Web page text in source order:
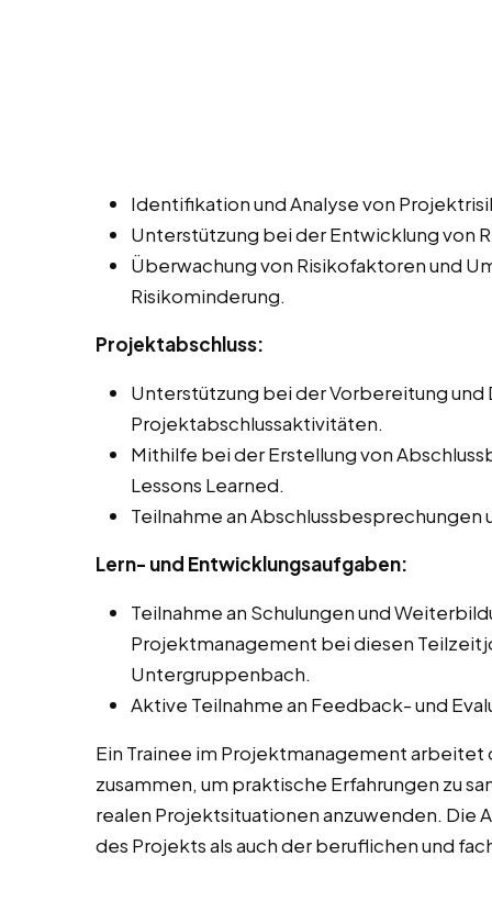
Identifikation und Analyse von
Unterstützung bei der Entwicklung von
Überwachung von Risikofaktoren und
Risikominderung.
Projektabschluss:
Unterstützung bei der Vorbereitung und
Projektabschlussaktivitäten.
Mithilfe bei der Erstellung von
Lessons Learned.
Teilnahme an
Lern- und Entwicklungsaufgaben:
Teilnahme an Schulungen und
Projektmanagement bei diesen
Untergruppenbach.
Aktive Teilnahme an Feedback- und
Ein Trainee im Projektmanagement
zusammen, um praktische Erfahrungen zu
realen Projektsituationen anzuwenden. Die
des Projekts als auch der beruflichen und